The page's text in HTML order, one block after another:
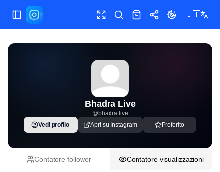
Apri/chiudi menu Schermo intero
Incolla link del post
ShopCondividiCambia tema
🇮🇹
Bhadra Live
@bhadra.live
Vedi profilo
Apri su Instagram Preferito
Contatore follower Contatore visualizzazioni